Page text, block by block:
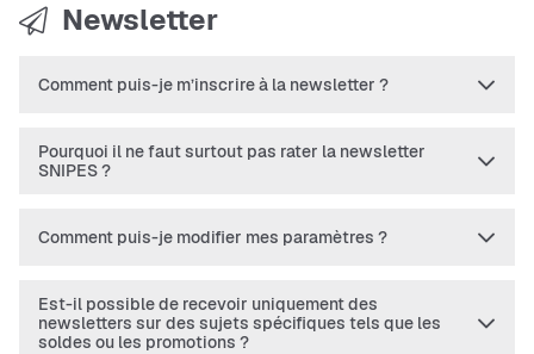
Newsletter
Comment puis-je m’inscrire à la newsletter ?
Pourquoi il ne faut surtout pas rater la newsletter
SNIPES ?
Comment puis-je modifier mes paramètres ?
Est-il possible de recevoir uniquement des
newsletters sur des sujets spécifiques tels que les
soldes ou les promotions ?